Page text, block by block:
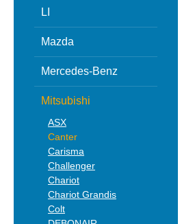
LI
Mazda
Mercedes-Benz
Mitsubishi
ASX
Canter
Carisma
Challenger
Chariot
Chariot Grandis
Colt